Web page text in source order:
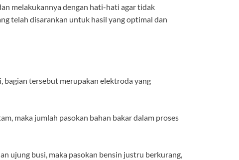
melakukannya dengan hati-hati agar tidak
telah disarankan untuk hasil yang optimal dan
bagian tersebut merupakan elektroda yang
maka jumlah pasokan bahan bakar dalam proses
ujung busi, maka pasokan bensin justru berkurang,